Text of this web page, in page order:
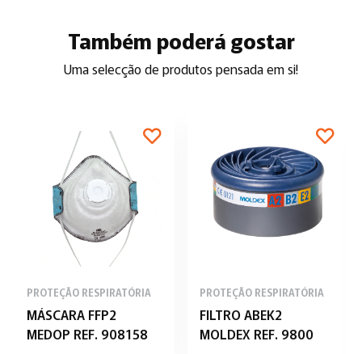
Também poderá gostar
Uma selecção de produtos pensada em si!
PROTEÇÃO RESPIRATÓRIA
MÁSCARA FFP2
MEDOP REF. 908158
PROTEÇÃO RESPIRATÓRIA
FILTRO ABEK2
MOLDEX REF. 9800